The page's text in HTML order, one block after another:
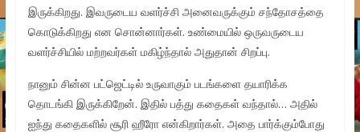
இருக்கிறது. இவருடைய வளர்ச்சி அனைவருக்கும் சந்தோசத்தை
கொடுக்கிறது என சொன்னார்கள். உண்மையில் ஒருவருடைய
வளர்ச்சியில் மற்றவர்கள் மகிழ்ந்தால் அதுதான் சிறப்பு.
நானும் சின்ன பட்ஜெட்டில் உருவாகும் படங்களை தயாரிக்க
தொடங்கி இருக்கிறேன். இதில் பத்து கதைகள் வந்தால்… அதில்
ஐந்து கதைகளில் சூரி ஹீரோ என்கிறார்கள்.‌ அதை பார்க்கும்போது